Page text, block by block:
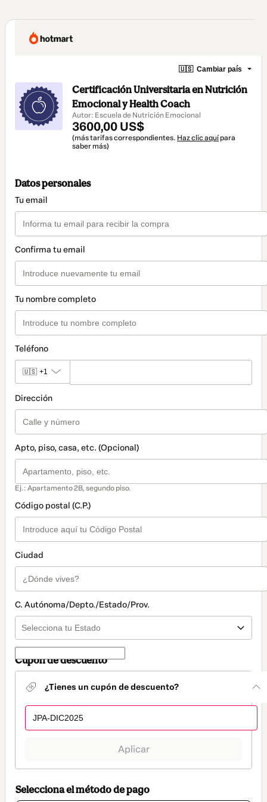
🇺🇸 Cambiar país
Certificación Universitaria en Nutrición
Emocional y Health Coach
Autor: Escuela de Nutrición Emocional
3600,00 US$
(más tarifas correspondientes. Haz clic aquí para
saber más)
Datos personales
Tu email
Confirma tu email
Tu nombre completo
Teléfono
🇺🇸 +1
Dirección
Apto, piso, casa, etc. (Opcional)
Ej.: Apartamento 2B, segundo piso.
Código postal (C.P.)
Ciudad
C. Autónoma/Depto./Estado/Prov.
Cupón de descuento
¿Tienes un cupón de descuento?
Aplicar
Selecciona el método de pago